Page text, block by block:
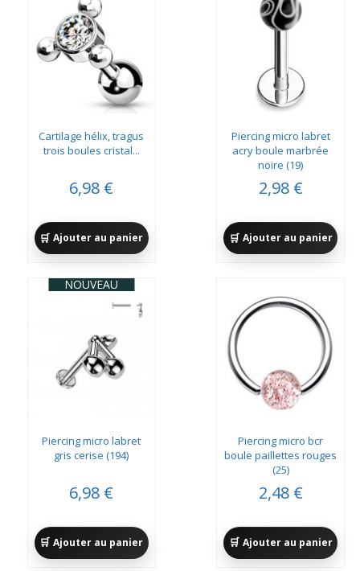
Cartilage hélix, tragus
trois boules cristal...
6,98 €
Ajouter au panier
Piercing micro labret
acry boule marbrée
noire (19)
2,98 €
Ajouter au panier
NOUVEAU
Piercing micro labret
gris cerise (194)
6,98 €
Ajouter au panier
Piercing micro bcr
boule paillettes rouges
(25)
2,48 €
Ajouter au panier